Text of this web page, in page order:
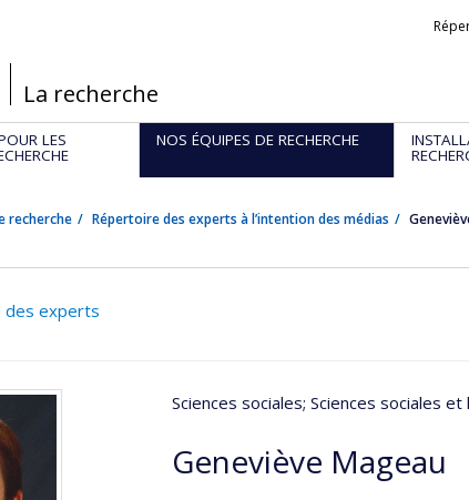
/La recherche
LES NOS ÉQUIPES DE RECHERCHE
recherche Répertoire des experts à l’intention des médias
des experts
Sciences sociales; Sciences sociales et
Geneviève Mageau